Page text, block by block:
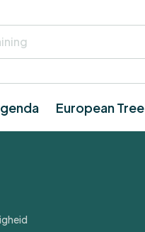
European